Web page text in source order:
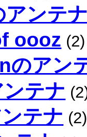
ンテ
oooz (2)
のアン
テナ
テナ (2)